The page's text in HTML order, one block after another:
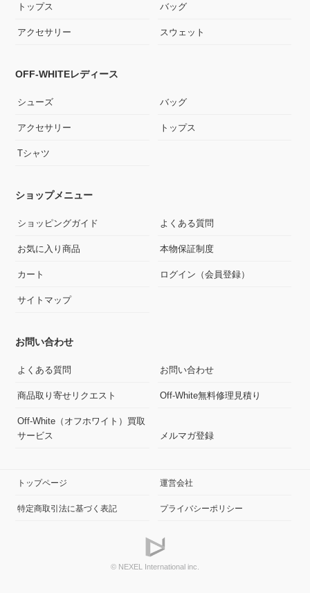
トップス バッグ
アクセサリー スウェット
OFF-WHITEレディース
シューズ バッグ
アクセサリー トップス
Tシャツ
ショップメニュー
ショッピングガイド よくある質問
お気に入り商品 本物保証制度
カート ログイン（会員登録）
サイトマップ
お問い合わせ
よくある質問 お問い合わせ
商品取り寄せリクエスト Off-White無料修理見積り
Off-White（オフホワイト）買取
サービス
メルマガ登録
トップページ 運営会社
特定商取引法に基づく表記 プライバシーポリシー
© NEXEL International inc.